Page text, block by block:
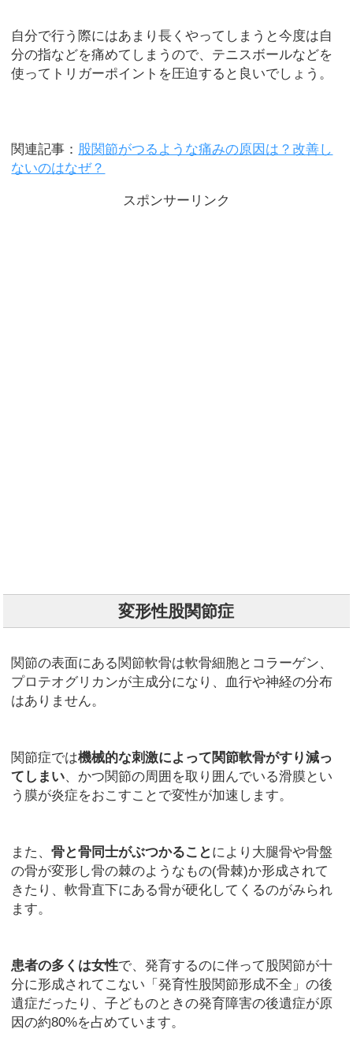
自分で行う際にはあまり長くやってしまうと今度は自
分の指などを痛めてしまうので、テニスボールなどを
使ってトリガーポイントを圧迫すると良いでしょう。
関連記事： 股関節がつるような痛みの原因は？改善し
ないのはなぜ？
スポンサーリンク
変形性股関節症
関節の表面にある関節軟骨は軟骨細胞とコラーゲン、
プロテオグリカンが主成分になり、血行や神経の分布
はありません。
関節症では機械的な刺激によって関節軟骨がすり減っ
てしまい、かつ関節の周囲を取り囲んでいる滑膜とい
う膜が炎症をおこすことで変性が加速します。
また、骨と骨同士がぶつかること により大腿骨や骨盤
の骨が変形し骨の棘のようなもの(骨棘)か形成されて
きたり、軟骨直下にある骨が硬化してくるのがみられ
ます。
患者の多くは女性で、発育するのに伴って股関節が十
分に形成されてこない「発育性股関節形成不全」の後
遺症だったり、子どものときの発育障害の後遺症が原
因の約80%を占めています。